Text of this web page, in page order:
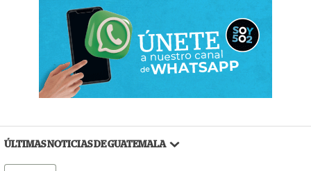
ÚLTIMAS NOTICIAS DE GUATEMALA